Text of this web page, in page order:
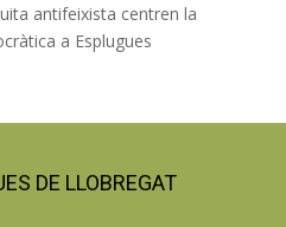
antifeixista centren la
a Esplugues
DE LLOBREGAT